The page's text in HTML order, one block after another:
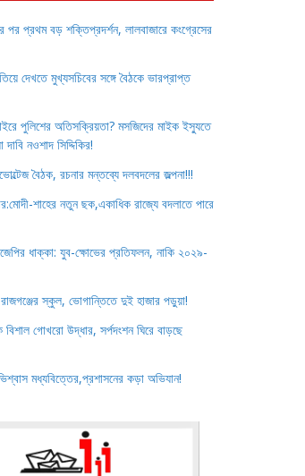
পর প্রথম বড় শক্তিপ্রদর্শন, লালবাজারে কংগ্রেসের
দেখতে মুখ্যসচিবের সঙ্গে বৈঠকে ভারপ্রাপ্ত
পুলিশের অতিসক্রিয়তা? মসজিদের মাইক ইস্যুতে
নওশাদ সিদ্দিকির!
বৈঠক, রচনার মন্তব্যে দলবদলের জল্পনা!!!
শাহের নতুন ছক,একাধিক রাজ্যে বদলাতে পারে
ধাক্কা: যুব-ক্ষোভের প্রতিফলন, নাকি ২০২৯-
স্কুল, ভোগান্তিতে দুই হাজার পড়ুয়া!
গোখরো উদ্ধার, সর্পদংশন ঘিরে বাড়ছে
মধ্যবিত্তের,প্রশাসনের কড়া অভিযান!